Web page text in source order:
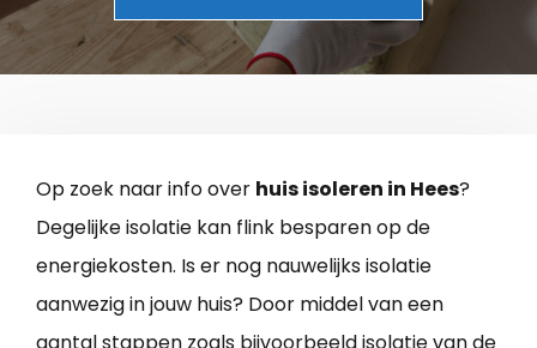
Op zoek naar info over huis isoleren in Hees?
Degelijke isolatie kan flink besparen op de
energiekosten. Is er nog nauwelijks isolatie
aanwezig in jouw huis? Door middel van een
aantal stappen zoals bijvoorbeeld isolatie van de